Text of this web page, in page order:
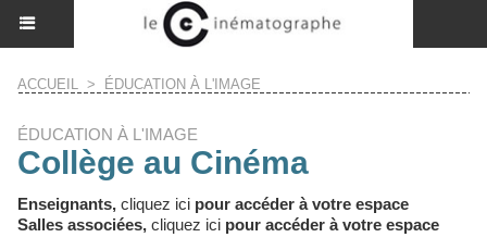
ACCUEIL > ÉDUCATION À L'IMAGE
ÉDUCATION À L'IMAGE
Collège au Cinéma
Enseignants, cliquez ici pour accéder à votre espace
Salles associées, cliquez ici pour accéder à votre espace